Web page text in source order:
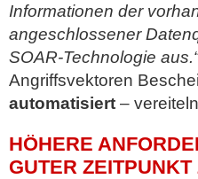
Informationen der
angeschlossener
SOAR-Technologie aus.“
Angriffsvektoren
automatisiert –
HÖHERE
GUTER